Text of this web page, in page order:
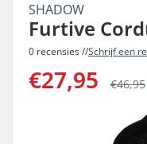
SHADOW
Furtive
0 recensies //Schrijf een
€27,95 €46,95